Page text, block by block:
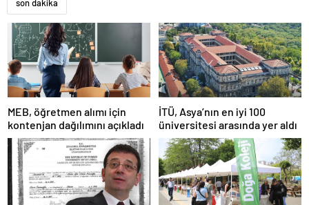
son dakika
MEB, öğretmen alımı için
kontenjan dağılımını açıkladı
İTÜ, Asya’nın en iyi 100
üniversitesi arasında yer aldı